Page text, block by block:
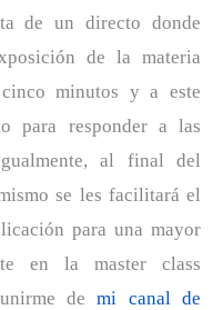
de un directo donde
de la materia
minutos y a este
para responder a las
al final del
se les facilitará el
para una mayor
en la master class
demi canal de